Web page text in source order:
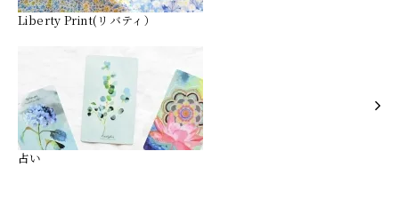
Liberty Print(リバティ）
占い